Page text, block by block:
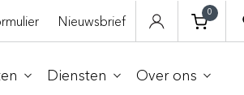
Nieuwsbrief
0
Diensten Over ons